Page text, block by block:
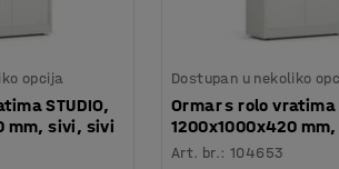
opcija
STUDIO,
mm, sivi, sivi
Dostupan u nekoliko
Ormar s rolo vratima
1200x1000x420
Art. br.:104653